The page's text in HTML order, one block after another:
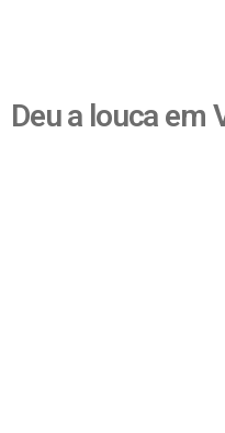
Deu a louca em